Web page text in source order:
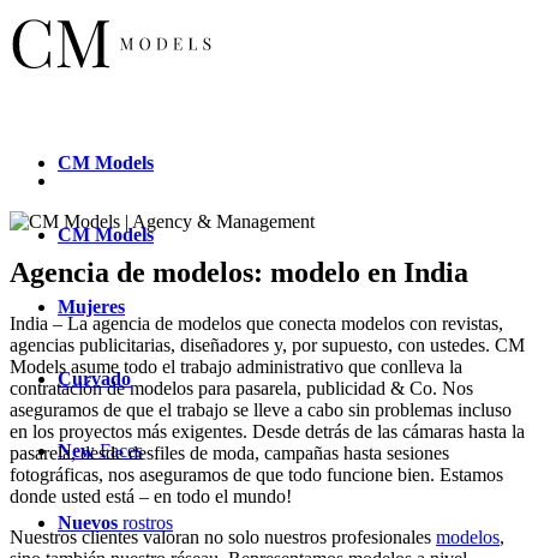
CM Models
CMModels
Mujeres
Curvado
NewFaces
Nuevos rostros
Agencia de modelos: modelo en India
India – La agencia de modelos que conecta modelos con revistas,
agencias publicitarias, diseñadores y, por supuesto, con ustedes. CM
Models asume todo el trabajo administrativo que conlleva la
contratación de modelos para pasarela, publicidad & Co. Nos
aseguramos de que el trabajo se lleve a cabo sin problemas incluso
en los proyectos más exigentes. Desde detrás de las cámaras hasta la
pasarela, desde desfiles de moda, campañas hasta sesiones
fotográficas, nos aseguramos de que todo funcione bien. Estamos
donde usted está – en todo el mundo!
Nuestros clientes valoran no solo nuestros profesionales modelos,